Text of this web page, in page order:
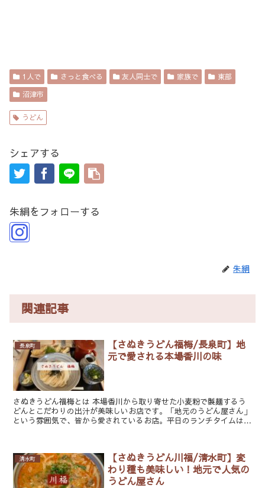
1人で さっと食べる 友人同士で 家族で
東部
沼津市
うどん
シェアする
朱絹をフォローする
朱絹
関連記事
長泉町
【さぬきうどん福梅/長泉町】地
元で愛される本場香川の味
さぬきうどん福梅とは 本場香川から取り寄せた小麦粉で製麺するう
どんとこだわりの出汁が美味しいお店です。「地元のうどん屋さん」
という雰囲気で、皆から愛されているお店。平日のランチタイムはお
清水町
【さぬきうどん川福/清水町】変
わり種も美味しい！地元で人気の
うどん屋さん